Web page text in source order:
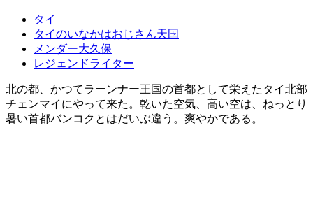
タイ
タイのいなかはおじさん天国
メンダー大久保
レジェンドライター
北の都、かつてラーンナー王国の首都として栄えたタイ北部
チェンマイにやって来た。乾いた空気、高い空は、ねっとり
暑い首都バンコクとはだいぶ違う。爽やかである。